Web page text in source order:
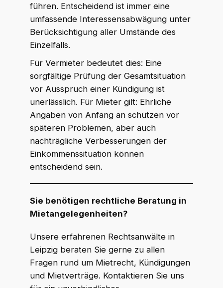
führen. Entscheidend ist immer eine
umfassende Interessensabwägung unter
Berücksichtigung aller Umstände des
Einzelfalls.
Für Vermieter bedeutet dies: Eine
sorgfältige Prüfung der Gesamtsituation
vor Ausspruch einer Kündigung ist
unerlässlich. Für Mieter gilt: Ehrliche
Angaben von Anfang an schützen vor
späteren Problemen, aber auch
nachträgliche Verbesserungen der
Einkommenssituation können
entscheidend sein.
Sie benötigen rechtliche Beratung in
Mietangelegenheiten?
Unsere erfahrenen Rechtsanwälte in
Leipzig beraten Sie gerne zu allen
Fragen rund um Mietrecht, Kündigungen
und Mietverträge. Kontaktieren Sie uns